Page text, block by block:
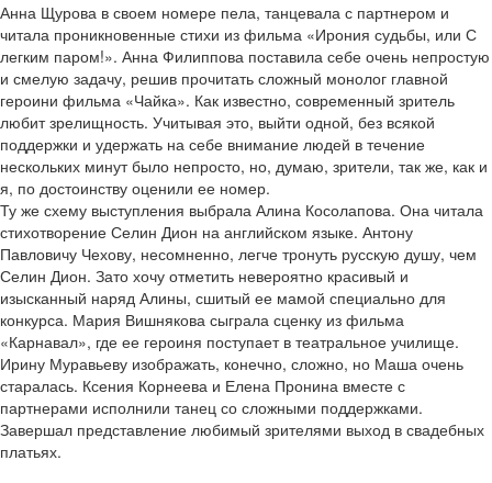
Анна Щурова в своем номере пела, танцевала с партнером и
читала проникновенные стихи из фильма «Ирония судьбы, или С
легким паром!». Анна Филиппова поставила себе очень непростую
и смелую задачу, решив прочитать сложный монолог главной
героини фильма «Чайка». Как известно, современный зритель
любит зрелищность. Учитывая это, выйти одной, без всякой
поддержки и удержать на себе внимание людей в течение
нескольких минут было непросто, но, думаю, зрители, так же, как и
я, по достоинству оценили ее номер.
Ту же схему выступления выбрала Алина Косолапова. Она читала
стихотворение Селин Дион на английском языке. Антону
Павловичу Чехову, несомненно, легче тронуть русскую душу, чем
Селин Дион. Зато хочу отметить невероятно красивый и
изысканный наряд Алины, сшитый ее мамой специально для
конкурса. Мария Вишнякова сыграла сценку из фильма
«Карнавал», где ее героиня поступает в театральное училище.
Ирину Муравьеву изображать, конечно, сложно, но Маша очень
старалась. Ксения Корнеева и Елена Пронина вместе с
партнерами исполнили танец со сложными поддержками.
Завершал представление любимый зрителями выход в свадебных
платьях.